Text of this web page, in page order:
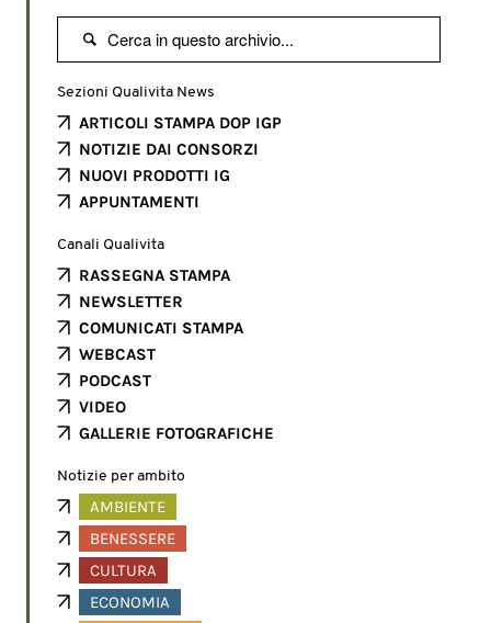

Sezioni Qualivita News
ARTICOLI STAMPA DOP IGP
NOTIZIE DAI CONSORZI
NUOVI PRODOTTI IG
APPUNTAMENTI
Canali Qualivita
RASSEGNA STAMPA
NEWSLETTER
COMUNICATI STAMPA
WEBCAST
PODCAST
VIDEO
GALLERIE FOTOGRAFICHE
Notizie per ambito
AMBIENTE
BENESSERE
CULTURA
ECONOMIA